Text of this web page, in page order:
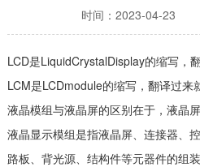
时间：2023-04-23
LCD是LiquidCrystalDisplay的缩写，
LCM是LCDmodule的缩写，翻译过来
液晶模组与液晶屏的区别在于，液晶
液晶显示模组是指液晶屏、连接器、
路板、背光源、结构件等元器件的组装